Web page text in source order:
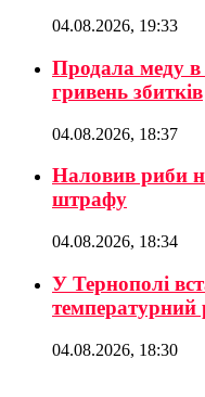
04.08.2026, 19:33
Продала меду в
гривень збитків
04.08.2026, 18:37
Наловив риби
штрафу
04.08.2026, 18:34
У Тернополі
температурний
04.08.2026, 18:30